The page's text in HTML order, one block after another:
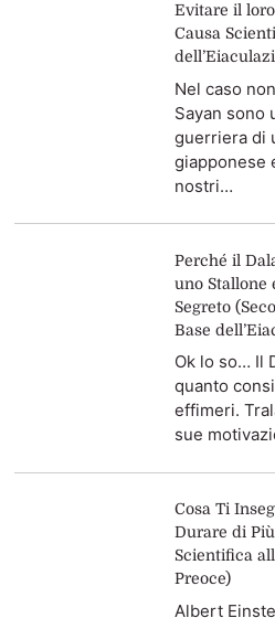
Evitare il
Causa
Nel caso
Sayan sono
guerriera di
giapponese
nostri…
Perché il
uno Stallone
Segreto
Base
Ok lo so… Il
quanto
effimeri.
sue
Cosa Ti
Durare di
Scientifica
Preoce)
Albert